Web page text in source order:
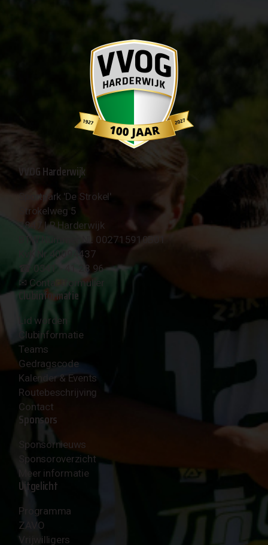
VVOG Harderwijk
Sportpark 'De Strokel'
Strokelweg 5
3847 LR Harderwijk
BTW Nummer NL 002715910B01
KvK Nr 40094437
☎︎ 0341 - 41 28 96
✉︎ Contactformulier
Clubinformatie
Lid worden
Clubinformatie
Teams
Gedragscode
Kalender & Events
Routebeschrijving
Contact
Sponsors
Sponsornieuws
Sponsoroverzicht
Meer informatie
Uitgelicht
Programma
ZAVO
Vrijwilligers